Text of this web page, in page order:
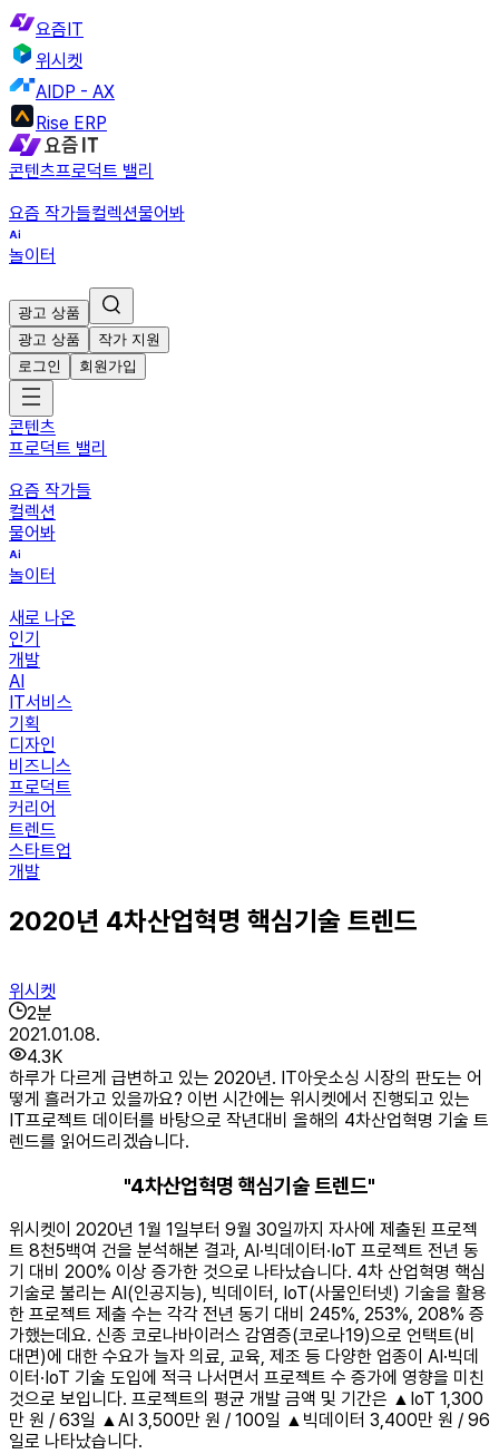
요즘IT
위시켓
AIDP - AX
Rise ERP
콘텐츠프로덕트 밸리
요즘 작가들컬렉션물어봐
놀이터
광고 상품
광고 상품
작가 지원
로그인
회원가입
콘텐츠
프로덕트 밸리
요즘 작가들
컬렉션
물어봐
놀이터
새로 나온
인기
개발
AI
IT서비스
기획
디자인
비즈니스
프로덕트
커리어
트렌드
스타트업
개발
2020년 4차산업혁명 핵심기술 트렌드
위시켓
2분
2021.01.08.
4.3K
하루가 다르게 급변하고 있는 2020년. IT아웃소싱 시장의 판도는 어
떻게 흘러가고 있을까요? 이번 시간에는 위시켓에서 진행되고 있는
IT프로젝트 데이터를 바탕으로 작년대비 올해의 4차산업혁명 기술 트
렌드를 읽어드리겠습니다.
"4차산업혁명 핵심기술 트렌드"
위시켓이 2020년 1월 1일부터 9월 30일까지 자사에 제출된 프로젝
트 8천5백여 건을 분석해본 결과, AI·빅데이터·IoT 프로젝트 전년 동
기 대비 200% 이상 증가한 것으로 나타났습니다. 4차 산업혁명 핵심
기술로 불리는 AI(인공지능), 빅데이터, IoT(사물인터넷) 기술을 활용
한 프로젝트 제출 수는 각각 전년 동기 대비 245%, 253%, 208% 증
가했는데요. 신종 코로나바이러스 감염증(코로나19)으로 언택트(비
대면)에 대한 수요가 늘자 의료, 교육, 제조 등 다양한 업종이 AI·빅데
이터·IoT 기술 도입에 적극 나서면서 프로젝트 수 증가에 영향을 미친
것으로 보입니다. 프로젝트의 평균 개발 금액 및 기간은 ▲IoT 1,300
만 원 / 63일 ▲AI 3,500만 원 / 100일 ▲빅데이터 3,400만 원 / 96
일로 나타났습니다.